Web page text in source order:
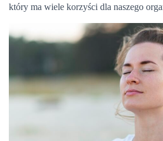
który ma wiele korzyści dla naszego